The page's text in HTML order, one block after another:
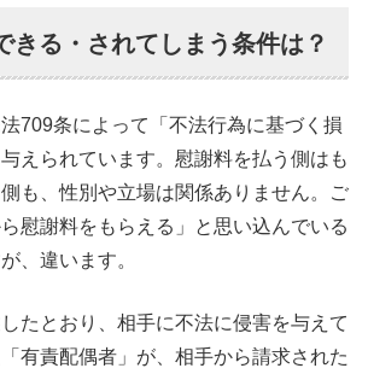
きる・されてしまう条件は？
709条によって「不法行為に基づく損
えられています。慰謝料を払う側はも
も、性別や立場は関係ありません。ご
慰謝料をもらえる」と思い込んでいる
、違います。
たとおり、相手に不法に侵害を与えて
有責配偶者」が、相手から請求された